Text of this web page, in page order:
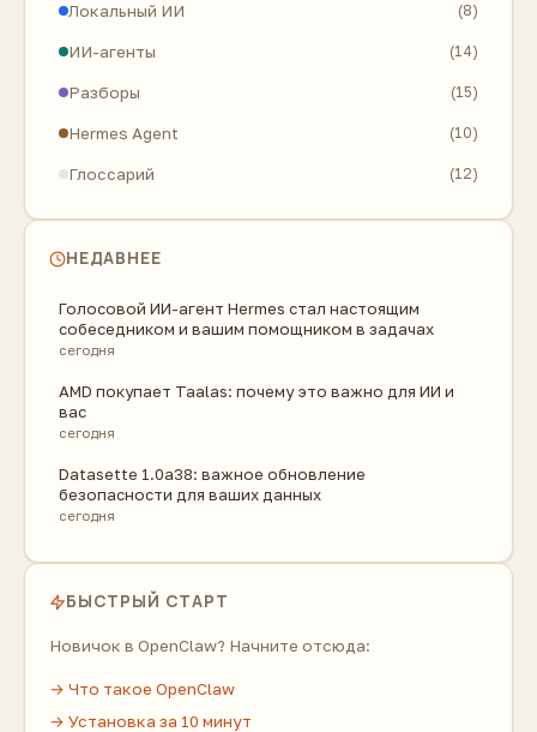
Локальный ИИ (8)
ИИ-агенты (14)
Разборы (15)
Hermes Agent (10)
Глоссарий (12)
НЕДАВНЕЕ
Голосовой ИИ-агент Hermes стал настоящим
собеседником и вашим помощником в задачах
сегодня
AMD покупает Taalas: почему это важно для ИИ и
вас
сегодня
Datasette 1.0a38: важное обновление
безопасности для ваших данных
сегодня
БЫСТРЫЙ СТАРТ
Новичок в OpenClaw? Начните отсюда:
→ Что такое OpenClaw
→ Установка за 10 минут